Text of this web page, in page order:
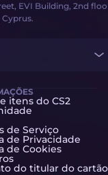
EVI Building, 2nd
Cyprus.
itens do CS2
de Serviço
de Privacidade
de Cookies
do titular do cartão